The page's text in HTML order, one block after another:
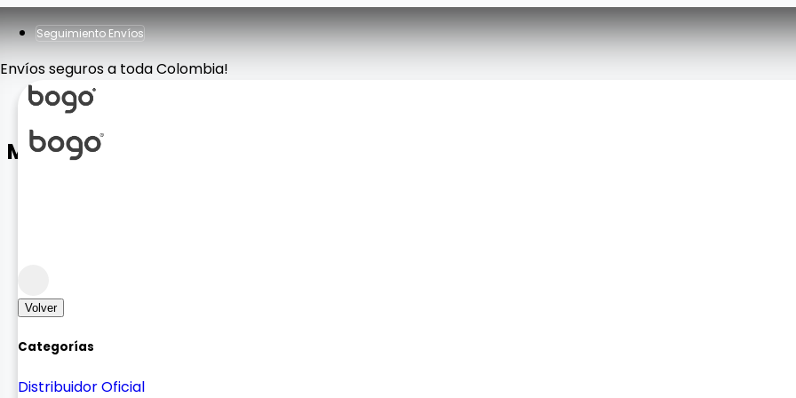
Seguimiento Envíos
Envíos seguros a toda Colombia!
Volver
Categorías
Distribuidor Oficial
Mouse Plano